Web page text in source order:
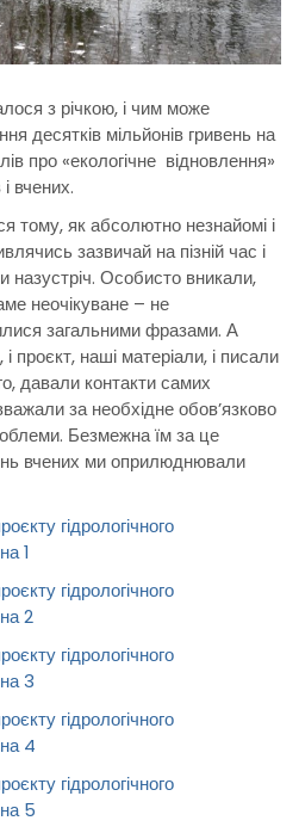
з річкою, і чим може
десятків мільйонів гривень на
про «екологічне відновлення»
вчених.
тому, як абсолютно незнайомі і
зазвичай на пізній час і
Особисто вникали,
неочікуване – не
загальними фразами. А
проєкт, наші матеріали, і писали
давали контакти самих
за необхідне обов’язково
Безмежна їм за це
вчених ми оприлюднювали
гідрологічного
1
гідрологічного
2
гідрологічного
3
гідрологічного
4
гідрологічного
5